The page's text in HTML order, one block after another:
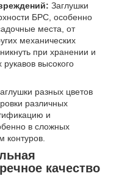
Заглушки
БРС, особенно
места, от
механических
при хранении и
высокого
разных цветов
различных
и
в сложных
контуров.
качество